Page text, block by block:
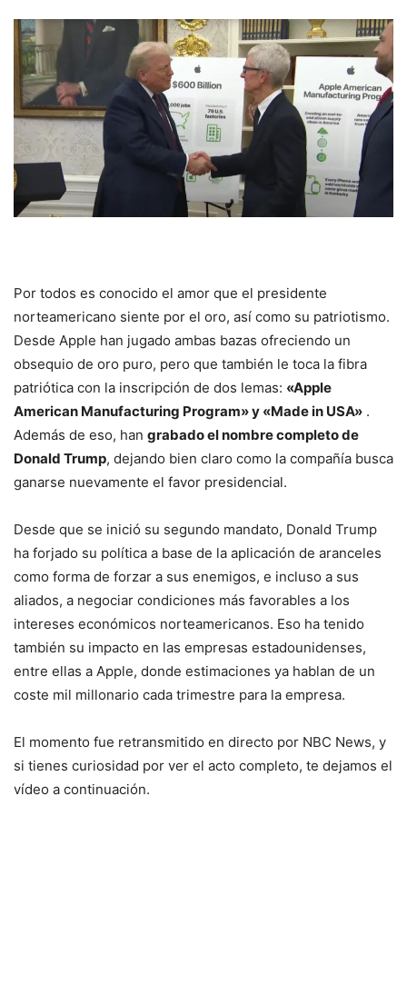
Por todos es conocido el amor que el presidente
norteamericano siente por el oro, así como su patriotismo.
Desde Apple han jugado ambas bazas ofreciendo un
obsequio de oro puro, pero que también le toca la fibra
patriótica con la inscripción de dos lemas: «Apple
American Manufacturing Program» y «Made in USA» .
Además de eso, han grabado el nombre completo de
Donald Trump, dejando bien claro como la compañía busca
ganarse nuevamente el favor presidencial.
Desde que se inició su segundo mandato, Donald Trump
ha forjado su política a base de la aplicación de aranceles
como forma de forzar a sus enemigos, e incluso a sus
aliados, a negociar condiciones más favorables a los
intereses económicos norteamericanos. Eso ha tenido
también su impacto en las empresas estadounidenses,
entre ellas a Apple, donde estimaciones ya hablan de un
coste mil millonario cada trimestre para la empresa.
El momento fue retransmitido en directo por NBC News, y
si tienes curiosidad por ver el acto completo, te dejamos el
vídeo a continuación.